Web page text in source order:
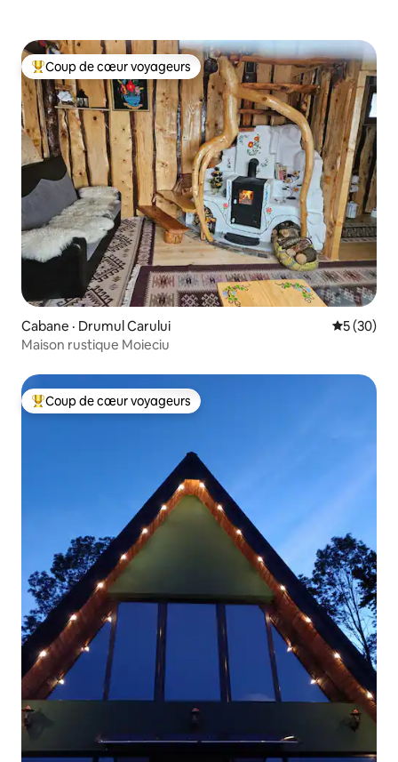
Coup de cœur voyageurs parmi les plus aimés
Coup de cœur voyageurs
Cabane · Drumul Carului Note
5 (30)
Maison rustique Moieciu
Coup de cœur voyageurs parmi les plus aimés
Coup de cœur voyageurs